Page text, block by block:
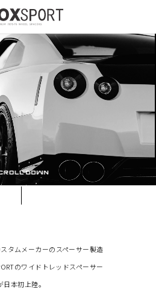
タムメーカーのスペーサー製造
のワイドトレッドスペーサー
日本初上陸。